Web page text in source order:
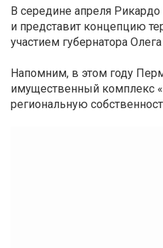
В середине апреля
и представит концепцию
участием губернатора
Напомним, в этом году
имущественный комплекс
региональную